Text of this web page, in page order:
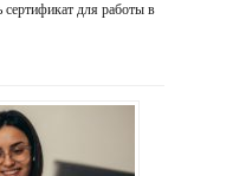
для работы в